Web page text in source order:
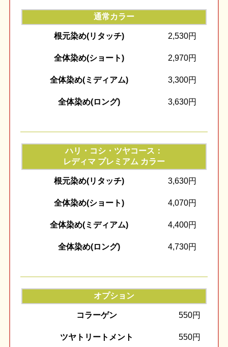
通常カラー
根元染め(リタッチ) 2,530円
全体染め(ショート) 2,970円
全体染め(ミディアム) 3,300円
全体染め(ロング) 3,630円
ハリ・コシ・ツヤコース：
レディマ プレミアム カラー
根元染め(リタッチ) 3,630円
全体染め(ショート) 4,070円
全体染め(ミディアム) 4,400円
全体染め(ロング) 4,730円
オプション
コラーゲン 550円
ツヤトリートメント 550円